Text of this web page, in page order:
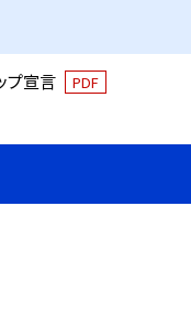
プ宣言 PDF